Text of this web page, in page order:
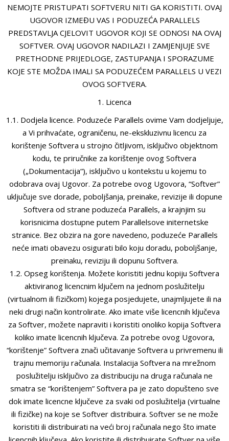
NEMOJTE PRISTUPATI SOFTVERU NITI GA KORISTITI. OVAJ
UGOVOR IZMEĐU VAS I PODUZEĆA PARALLELS
PREDSTAVLJA CJELOVIT UGOVOR KOJI SE ODNOSI NA OVAJ
SOFTVER. OVAJ UGOVOR NADILAZI I ZAMJENJUJE SVE
PRETHODNE PRIJEDLOGE, ZASTUPANJA I SPORAZUME
KOJE STE MOŽDA IMALI SA PODUZEĆEM PARALLELS U VEZI
OVOG SOFTVERA.
1. Licenca
1.1. Dodjela licence. Poduzeće Parallels ovime Vam dodjeljuje,
a Vi prihvaćate, ograničenu, ne-ekskluzivnu licencu za
korištenje Softvera u strojno čitljivom, isključivo objektnom
kodu, te priručnike za korištenje ovog Softvera
(„Dokumentacija“), isključivo u kontekstu u kojemu to
odobrava ovaj Ugovor. Za potrebe ovog Ugovora, “Softver”
uključuje sve dorade, poboljšanja, preinake, revizije ili dopune
Softvera od strane poduzeća Parallels, a krajnjim su
korisnicima dostupne putem Parallelsove initernetske
stranice. Bez obzira na gore navedeno, poduzeće Parallels
neće imati obavezu osigurati bilo koju doradu, poboljšanje,
preinaku, reviziju ili dopunu Softvera.
1.2. Opseg korištenja. Možete koristiti jednu kopiju Softvera
aktiviranog licencnim ključem na jednom poslužitelju
(virtualnom ili fizičkom) kojega posjedujete, unajmljujete ili na
neki drugi način kontrolirate. Ako imate više licencnih ključeva
za Softver, možete napraviti i koristiti onoliko kopija Softvera
koliko imate licencnih ključeva. Za potrebe ovog Ugovora,
“korištenje” Softvera znači učitavanje Softvera u privremenu ili
trajnu memoriju računala. Instalacija Softvera na mrežnom
poslužitelju isključivo za distribuciju na druga računala ne
smatra se “korištenjem” Softvera pa je zato dopušteno sve
dok imate licencne ključeve za svaki od poslužitelja (virtualne
ili fizičke) na koje se Softver distribuira. Softver se ne može
koristiti ili distribuirati na veći broj računala nego što imate